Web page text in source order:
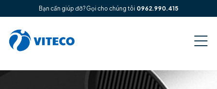
Bạn cần giúp đỡ? Gọi cho chúng tôi 0962.990.415